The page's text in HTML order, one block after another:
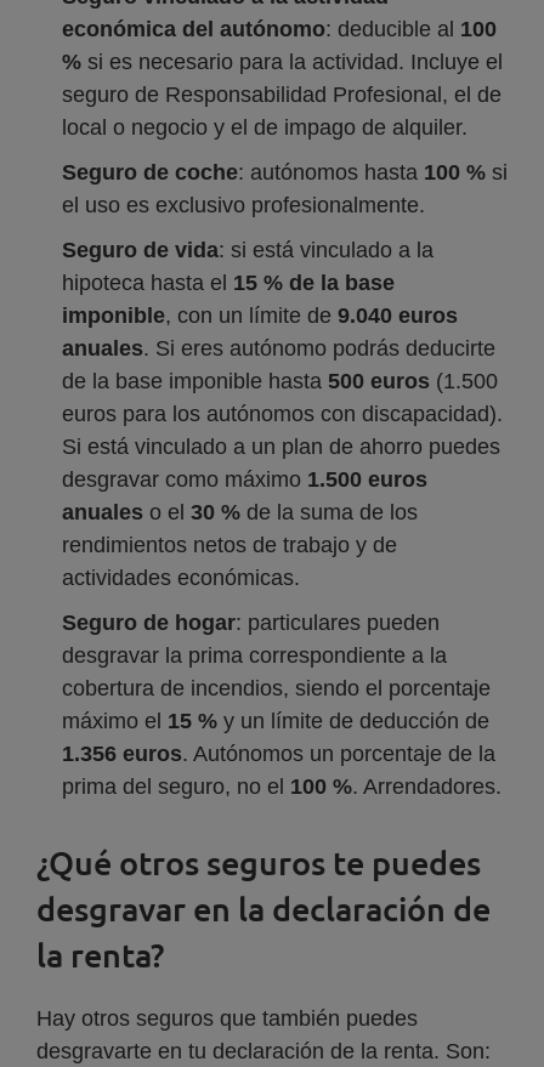
económica del autónomo: deducible al 100
% si es necesario para la actividad. Incluye el
seguro de Responsabilidad Profesional, el de
local o negocio y el de impago de alquiler.
Seguro de coche: autónomos hasta 100 % si
el uso es exclusivo profesionalmente.
Seguro de vida: si está vinculado a la
hipoteca hasta el 15 % de la base
imponible, con un límite de 9.040 euros
anuales. Si eres autónomo podrás deducirte
de la base imponible hasta 500 euros (1.500
euros para los autónomos con discapacidad).
Si está vinculado a un plan de ahorro puedes
desgravar como máximo 1.500 euros
anuales o el 30 % de la suma de los
rendimientos netos de trabajo y de
actividades económicas.
Seguro de hogar: particulares pueden
desgravar la prima correspondiente a la
cobertura de incendios, siendo el porcentaje
máximo el 15 % y un límite de deducción de
1.356 euros. Autónomos un porcentaje de la
prima del seguro, no el 100 %. Arrendadores.
¿Qué otros seguros te puedes
desgravar en la declaración de
la renta?
Hay otros seguros que también puedes
desgravarte en tu declaración de la renta. Son: